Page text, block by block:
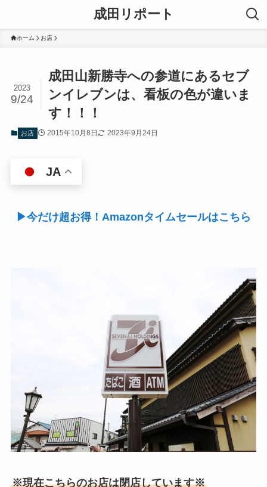
成田リポート
ホーム お店
成田山新勝寺への参道にあるセブ
ンイレブンは、看板の色が違いま
す！！！
2023
9/24
お店 2015年10月8日 2023年9月24日
JA
▶今だけ超お得！Amazonタイムセールはこちら
※現在こちらのお店は閉店しています※